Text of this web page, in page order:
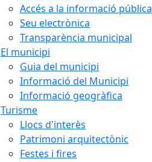
Accés a la informació pública
Seu electrònica
Transparència municipal
El municipi
Guia del municipi
Informació del Municipi
Informació geogràfica
Turisme
Llocs d'interès
Patrimoni arquitectònic
Festes i fires